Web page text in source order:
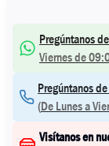
Pregúntanos
Viernes de
Pregúntanos
(De Lunes a
Visítanos en